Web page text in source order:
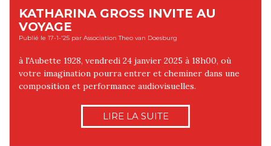
KATHARINA GROSS INVITE AU
VOYAGE
Publié le 17-1-'25 par Association Theo van Doesburg
à l'Aubette 1928, vendredi 24 janvier 2025 à 18h00, où
votre imagination pourra entrer et cheminer dans une
composition et performance audiovisuelles.
LIRE LA SUITE